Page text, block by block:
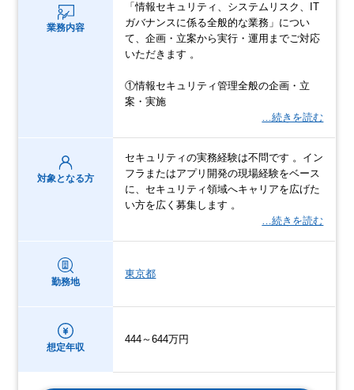
業務内容
「情報セキュリティ、システムリスク、IT
ガバナンスに係る全般的な業務」につい
て、企画・立案から実行・運用までご対応
いただきます 。
①情報セキュリティ管理全般の企画・立
案・実施
…続きを読む
対象となる方
セキュリティの実務経験は不問です 。イン
フラまたはアプリ開発の現場経験をベース
に、セキュリティ領域へキャリアを広げた
い方を広く募集します 。
…続きを読む
勤務地
東京都
想定年収
444～644万円